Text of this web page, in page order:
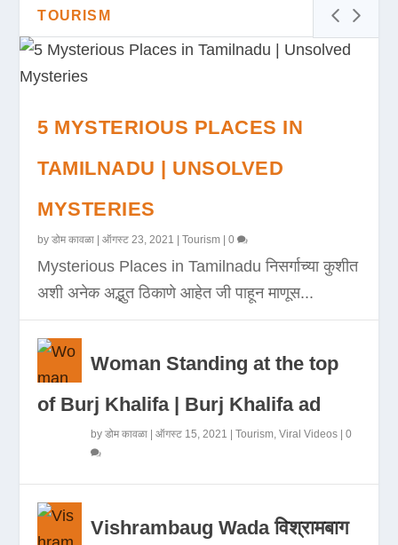
TOURISM
5 MYSTERIOUS PLACES IN
TAMILNADU | UNSOLVED
MYSTERIES
byडोम कावळा |ऑगस्ट 23, 2021 |Tourism |0
Mysterious Places in Tamilnadu निसर्गाच्या कुशीत
अशी अनेक अद्भुत ठिकाणे आहेत जी पाहून माणूस...
Woman Standing at the top
of Burj Khalifa | Burj Khalifa ad
byडोम कावळा |ऑगस्ट 15, 2021 |Tourism ,Viral Videos |0
Vishrambaug Wada विश्रामबाग